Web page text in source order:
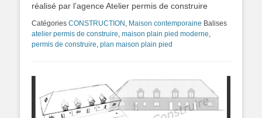
réalisé par l’agence Atelier permis de construire
Catégories CONSTRUCTION Maison contemporaine Balises
atelier permis de construire maison plain pied moderne
permis de construire plan maison plain pied